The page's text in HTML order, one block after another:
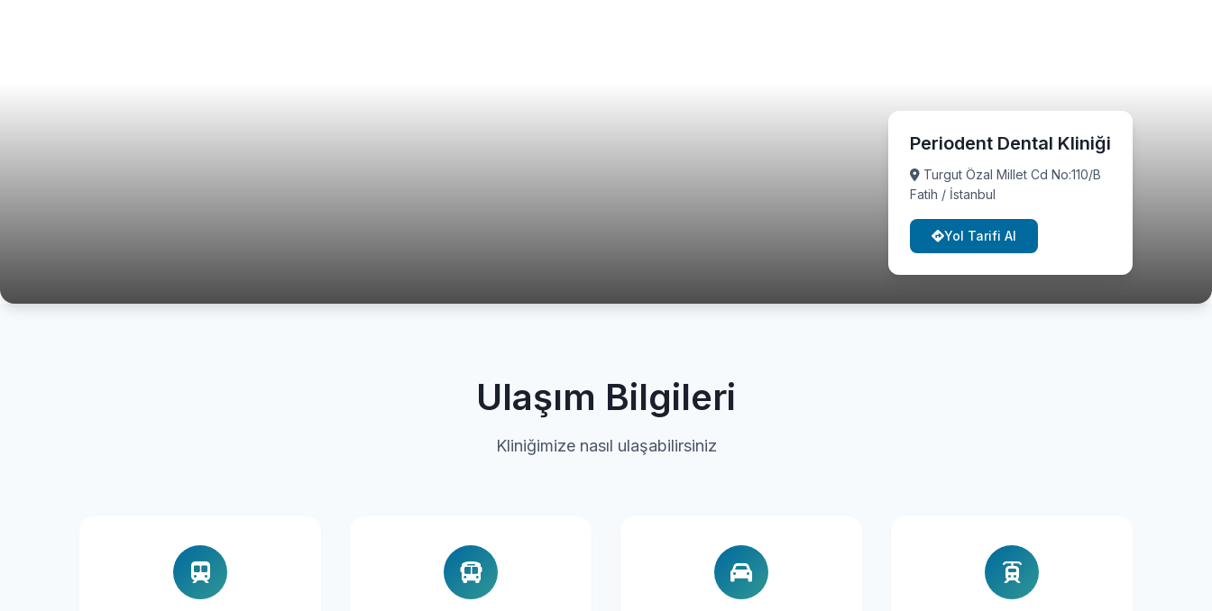
Periodent Dental Kliniği
Turgut Özal Millet Cd No:110/B
Fatih / İstanbul
Yol Tarifi Al
Ulaşım Bilgileri
Kliniğimize nasıl ulaşabilirsiniz